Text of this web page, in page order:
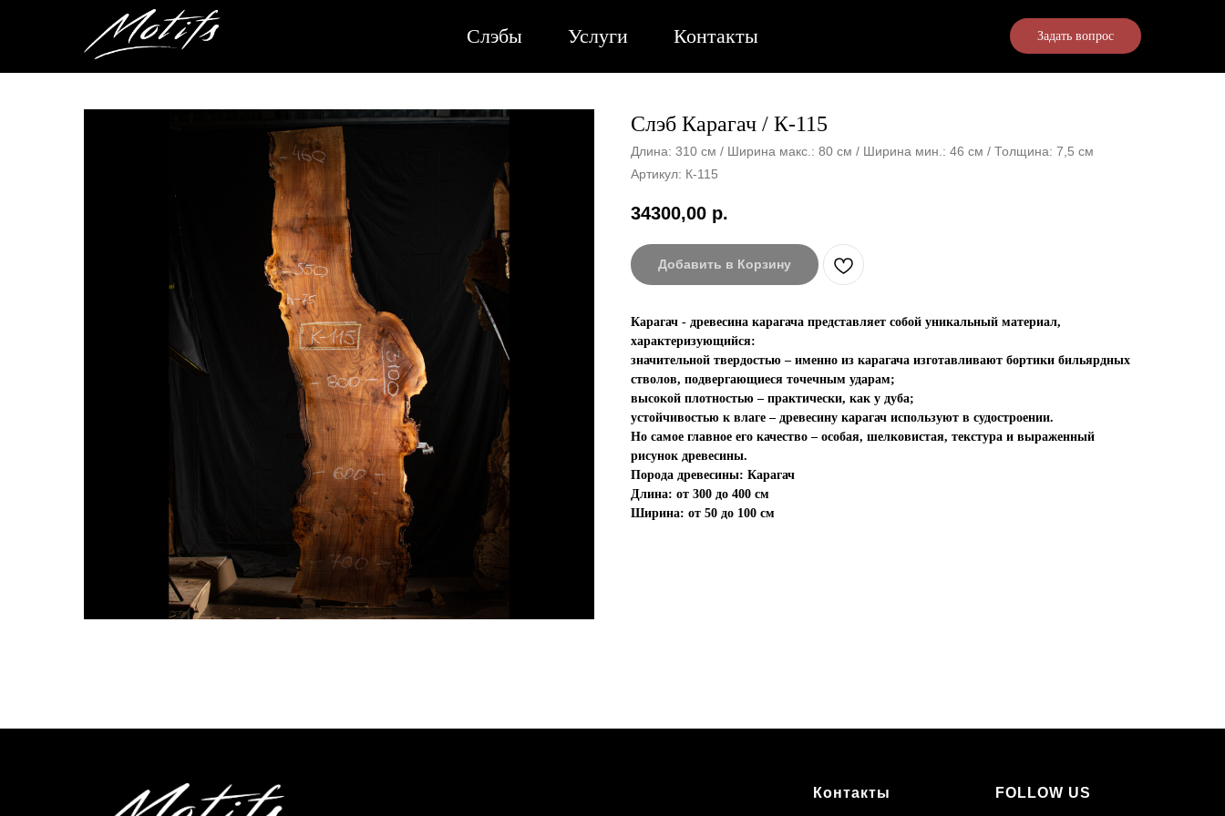
Слэбы Услуги Контакты Задать вопрос
Слэб Карагач / К-115
Длина: 310 см / Ширина макс.: 80 см / Ширина мин.: 46 см / Толщина: 7,5 см
Артикул: К-115
34300,00 р.
Добавить в Корзину
Карагач - древесина карагача представляет собой уникальный материал,
характеризующийся:
значительной твердостью – именно из карагача изготавливают бортики бильярдных
стволов, подвергающиеся точечным ударам;
высокой плотностью – практически, как у дуба;
устойчивостью к влаге – древесину карагач используют в судостроении.
Но самое главное его качество – особая, шелковистая, текстура и выраженный
рисунок древесины.
Порода древесины: Карагач
Длина: от 300 до 400 см
Ширина: от 50 до 100 см
Контакты FOLLOW US